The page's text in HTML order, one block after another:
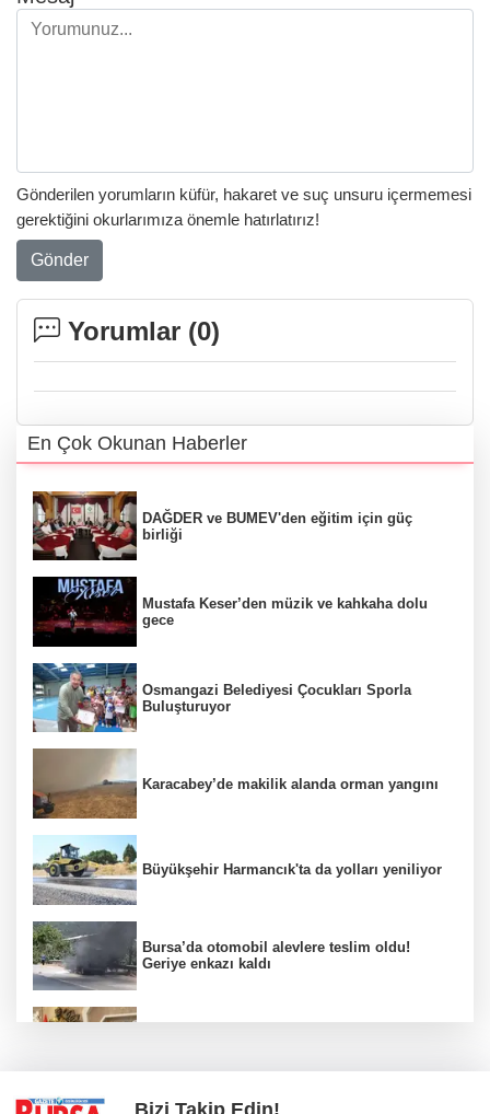
Gönderilen yorumların küfür, hakaret ve suç unsuru içermemesi
gerektiğini okurlarımıza önemle hatırlatırız!
Gönder
Yorumlar (0)
En Çok Okunan Haberler
DAĞDER ve BUMEV'den eğitim için güç
birliği
Mustafa Keser’den müzik ve kahkaha dolu
gece
Osmangazi Belediyesi Çocukları Sporla
Buluşturuyor
Karacabey’de makilik alanda orman yangını
Büyükşehir Harmancık'ta da yolları yeniliyor
Bursa’da otomobil alevlere teslim oldu!
Geriye enkazı kaldı
Bizi Takip Edin!